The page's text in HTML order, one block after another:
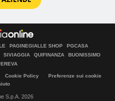
PAGINEGIALLE SHOP
PGCASA
SIVIAGGIA QUIFINANZA
BUONISSIMO
Cookie Policy
Preferenze sui cookie
S.p.A. 2026